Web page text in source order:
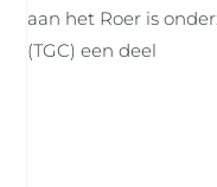
aan het Roer is
(TGC) een deel